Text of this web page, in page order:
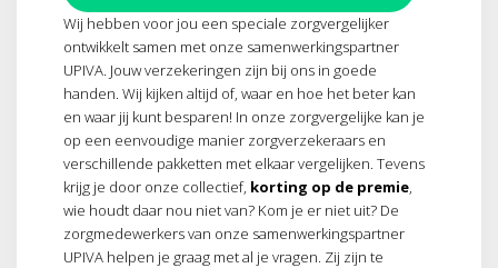
Wij hebben voor jou een speciale zorgvergelijker
ontwikkelt samen met onze samenwerkingspartner
UPIVA. Jouw verzekeringen zijn bij ons in goede
handen. Wij kijken altijd of, waar en hoe het beter kan
en waar jij kunt besparen! In onze zorgvergelijke kan je
op een eenvoudige manier zorgverzekeraars en
verschillende pakketten met elkaar vergelijken. Tevens
krijg je door onze collectief, korting op de premie,
wie houdt daar nou niet van? Kom je er niet uit? De
zorgmedewerkers van onze samenwerkingspartner
UPIVA helpen je graag met al je vragen. Zij zijn te